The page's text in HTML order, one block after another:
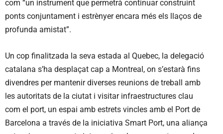
com “un instrument que permetrà continuar construint
ponts conjuntament i estrènyer encara més els llaços de
profunda amistat”.
Un cop finalitzada la seva estada al Quebec, la delegació
catalana s’ha desplaçat cap a Montreal, on s’estarà fins
divendres per mantenir diverses reunions de treball amb
les autoritats de la ciutat i visitar infraestructures clau
com el port, un espai amb estrets vincles amb el Port de
Barcelona a través de la iniciativa Smart Port, una aliança